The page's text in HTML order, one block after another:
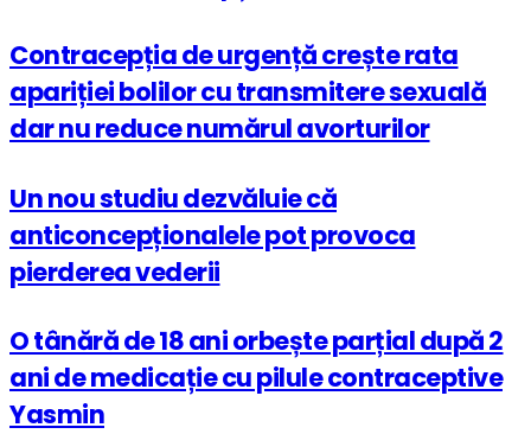
Contracepția de urgență crește rata
apariției bolilor cu transmitere sexuală
dar nu reduce numărul avorturilor
Un nou studiu dezvăluie că
anticoncepționalele pot provoca
pierderea vederii
O tânără de 18 ani orbește parțial după 2
ani de medicație cu pilule contraceptive
Yasmin